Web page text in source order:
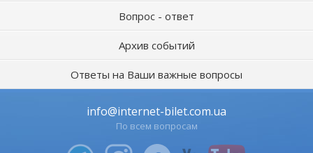
Вопрос - ответ
Архив событий
Ответы на Ваши важные вопросы
info@internet-bilet.com.ua
По всем вопросам